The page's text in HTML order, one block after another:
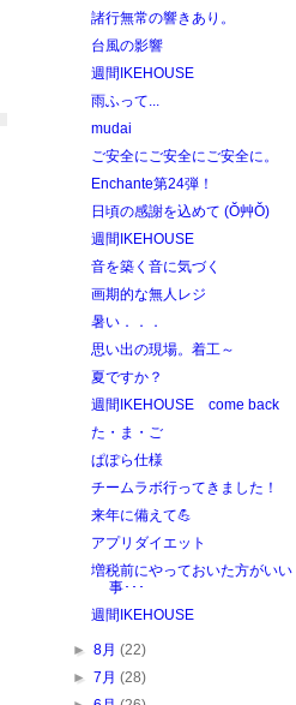
諸行無常の響きあり。
台風の影響
週間IKEHOUSE
雨ふって...
mudai
ご安全にご安全にご安全に。
Enchante第24弾！
日頃の感謝を込めて (Ŏ艸Ŏ)
週間IKEHOUSE
音を築く音に気づく
画期的な無人レジ
暑い．．．
思い出の現場。着工～
夏ですか？
週間IKEHOUSE come back
た・ま・ご
ぱぽら仕様
チームラボ行ってきました！
来年に備えて💪
アプリダイエット
増税前にやっておいた方がいい
事･･･
週間IKEHOUSE
►8月 (22)
►7月 (28)